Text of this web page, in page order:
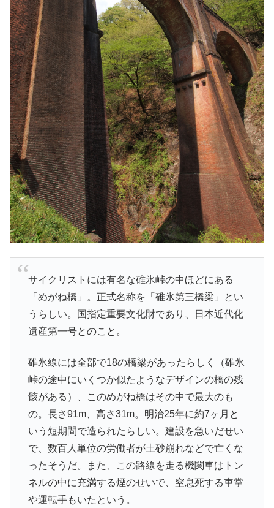
サイクリストには有名な碓氷峠の中ほどにある
「めがね橋」。正式名称を「碓氷第三橋梁」とい
うらしい。国指定重要文化財であり、日本近代化
遺産第一号とのこと。
碓氷線には全部で18の橋梁があったらしく（碓氷
峠の途中にいくつか似たようなデザインの橋の残
骸がある）、このめがね橋はその中で最大のも
の。長さ91m、高さ31m。明治25年に約7ヶ月と
いう短期間で造られたらしい。建設を急いだせい
で、数百人単位の労働者が土砂崩れなどで亡くな
ったそうだ。また、この路線を走る機関車はトン
ネルの中に充満する煙のせいで、窒息死する車掌
や運転手もいたという。